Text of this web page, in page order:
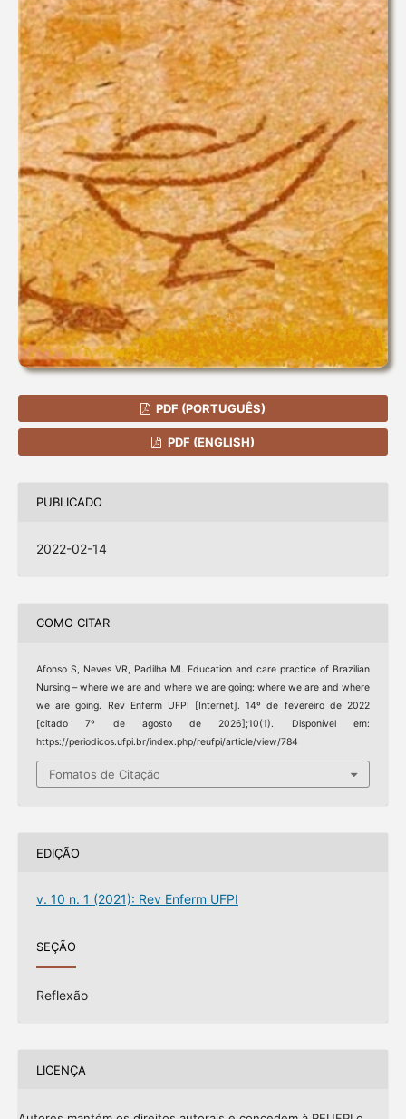
PDF (PORTUGUÊS)
PDF (ENGLISH)
PUBLICADO
2022-02-14
COMO CITAR
Afonso S, Neves VR, Padilha MI. Education and care practice of Brazilian
Nursing – where we are and where we are going: where we are and where
we are going. Rev Enferm UFPI [Internet]. 14º de fevereiro de 2022
[citado 7º de agosto de 2026];10(1). Disponível em:
https://periodicos.ufpi.br/index.php/reufpi/article/view/784
Fomatos de Citação
EDIÇÃO
v. 10 n. 1 (2021): Rev Enferm UFPI
SEÇÃO
Reflexão
LICENÇA